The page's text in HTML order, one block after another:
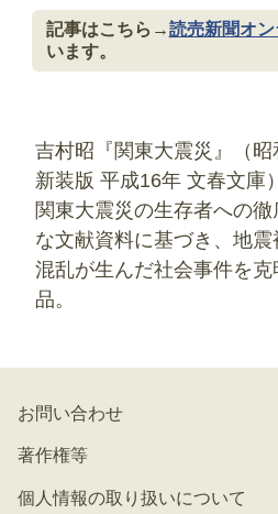
記事はこちら→読売新聞オ
います。
吉村昭『関東大震災』（昭
新装版 平成16年 文春文庫）
関東大震災の生存者への
な文献資料に基づき、地
混乱が生んだ社会事件を
品。
お問い合わせ
著作権等
個人情報の取り扱いについて